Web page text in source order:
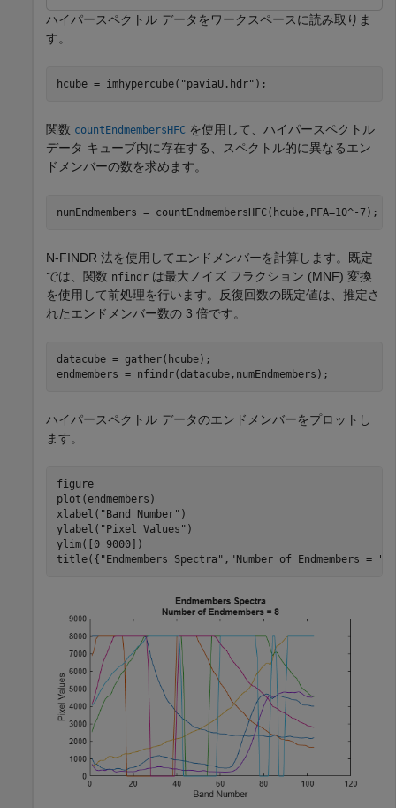
ハイパースペクトル データをワークスペースに読み取りま
す。
hcube = imhypercube( "paviaU.hdr" );
関数 countEndmembersHFC を使用して、ハイパースペクトル
データ キューブ内に存在する、スペクトル的に異なるエン
ドメンバーの数を求めます。
numEndmembers = countEndmembersHFC(hcube,PFA=10^-7);
N-FINDR 法を使用してエンドメンバーを計算します。既定
では、関数 nfindr は最大ノイズ フラクション (MNF) 変換
を使用して前処理を行います。反復回数の既定値は、推定さ
れたエンドメンバー数の 3 倍です。
datacube = gather(hcube);
endmembers = nfindr(datacube,numEndmembers);
ハイパースペクトル データのエンドメンバーをプロットし
ます。
figure
plot(endmembers)
xlabel( "Band Number" )
ylabel( "Pixel Values" )
ylim([0 9000])
title({ "Endmembers Spectra" , "Number of Endmembers = "